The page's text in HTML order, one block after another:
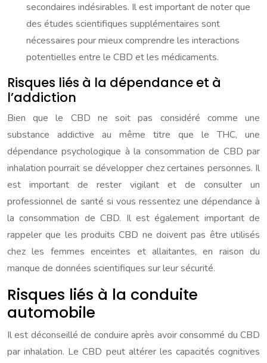
secondaires indésirables. Il est important de noter que
des études scientifiques supplémentaires sont
nécessaires pour mieux comprendre les interactions
potentielles entre le CBD et les médicaments.
Risques liés à la dépendance et à
l’addiction
Bien que le CBD ne soit pas considéré comme une
substance addictive au même titre que le THC, une
dépendance psychologique à la consommation de CBD par
inhalation pourrait se développer chez certaines personnes. Il
est important de rester vigilant et de consulter un
professionnel de santé si vous ressentez une dépendance à
la consommation de CBD. Il est également important de
rappeler que les produits CBD ne doivent pas être utilisés
chez les femmes enceintes et allaitantes, en raison du
manque de données scientifiques sur leur sécurité.
Risques liés à la conduite
automobile
Il est déconseillé de conduire après avoir consommé du CBD
par inhalation. Le CBD peut altérer les capacités cognitives